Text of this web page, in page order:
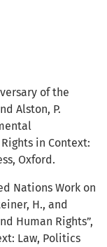
of the
Alston, P.
in Context:
Oxford.
Nations Work on
H., and
Human Rights”,
Law, Politics